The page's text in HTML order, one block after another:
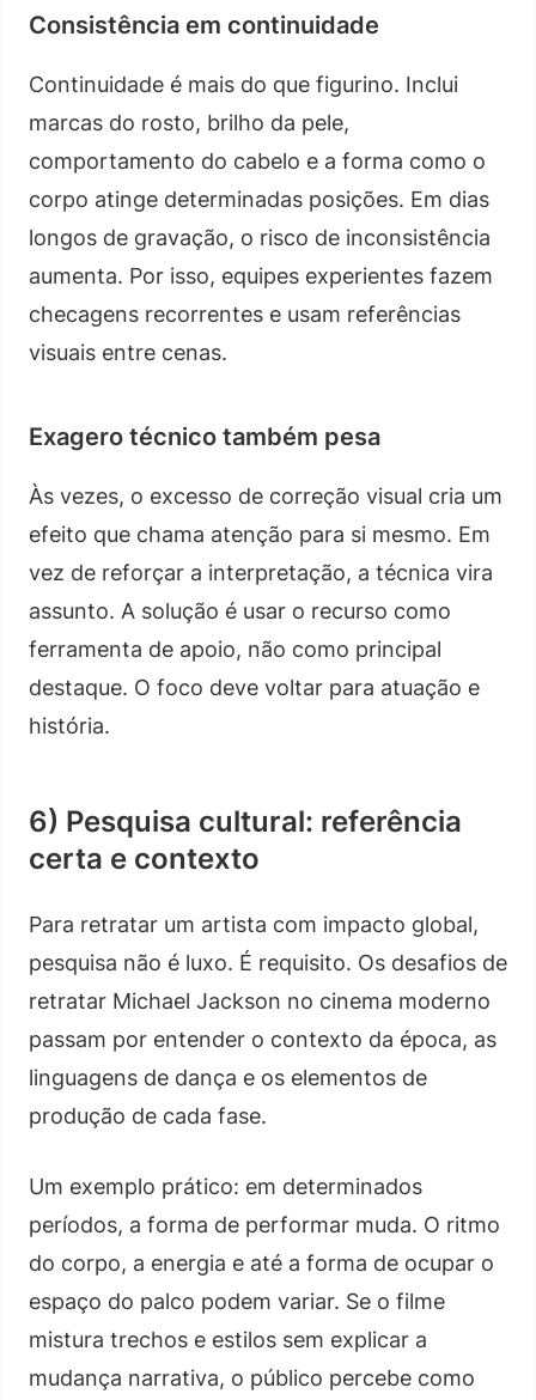
Consistência em continuidade
Continuidade é mais do que figurino. Inclui
marcas do rosto, brilho da pele,
comportamento do cabelo e a forma como o
corpo atinge determinadas posições. Em dias
longos de gravação, o risco de inconsistência
aumenta. Por isso, equipes experientes fazem
checagens recorrentes e usam referências
visuais entre cenas.
Exagero técnico também pesa
Às vezes, o excesso de correção visual cria um
efeito que chama atenção para si mesmo. Em
vez de reforçar a interpretação, a técnica vira
assunto. A solução é usar o recurso como
ferramenta de apoio, não como principal
destaque. O foco deve voltar para atuação e
história.
6) Pesquisa cultural: referência
certa e contexto
Para retratar um artista com impacto global,
pesquisa não é luxo. É requisito. Os desafios de
retratar Michael Jackson no cinema moderno
passam por entender o contexto da época, as
linguagens de dança e os elementos de
produção de cada fase.
Um exemplo prático: em determinados
períodos, a forma de performar muda. O ritmo
do corpo, a energia e até a forma de ocupar o
espaço do palco podem variar. Se o filme
mistura trechos e estilos sem explicar a
mudança narrativa, o público percebe como